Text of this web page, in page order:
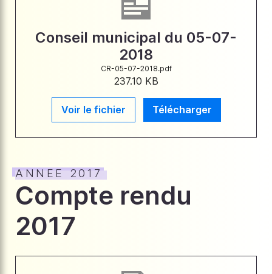
Conseil municipal du 05-07-
2018
CR-05-07-2018.pdf
237.10 KB
Voir le fichier Télécharger
ANNEE 2017
Compte rendu
2017